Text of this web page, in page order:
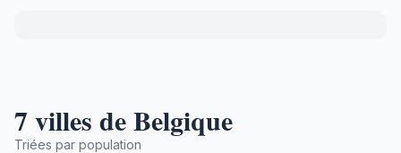
7 villes de Belgique
Triées par population